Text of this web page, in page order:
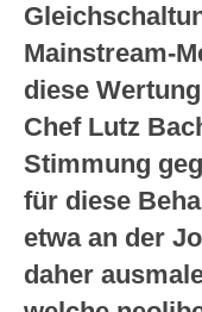
Mainstream-
diese
Chef Lutz
Stimmung
für diese
etwa an der
daher